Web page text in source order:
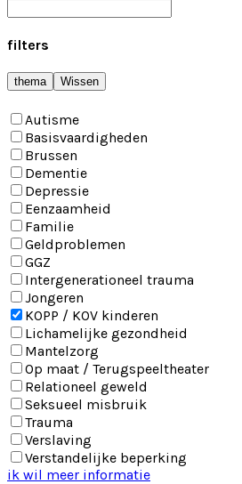
filters
thema Wissen
Autisme
Basisvaardigheden
Brussen
Dementie
Depressie
Eenzaamheid
Familie
Geldproblemen
GGZ
Intergenerationeel trauma
Jongeren
KOPP / KOV kinderen
Lichamelijke gezondheid
Mantelzorg
Op maat / Terugspeeltheater
Relationeel geweld
Seksueel misbruik
Trauma
Verslaving
Verstandelijke beperking
ik wil meer informatie